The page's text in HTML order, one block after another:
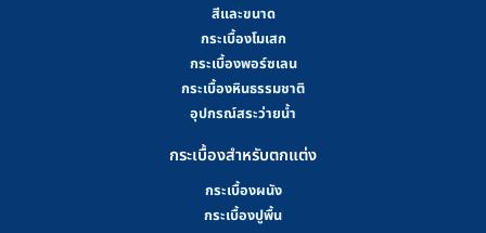
สีและขนาด
กระเบื้องโมเสก
กระเบื้องพอร์ซเลน
กระเบื้องหินธรรมชาติ
อุปกรณ์สระว่ายน้ำ
กระเบื้องสำหรับตกแต่ง
กระเบื้องผนัง
กระเบื้องปูพื้น